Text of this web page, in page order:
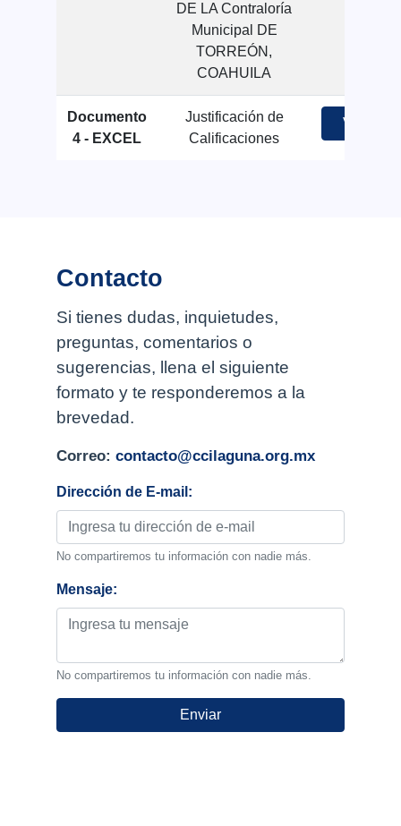
DE LA Contraloría
Municipal DE
TORREÓN,
COAHUILA
Documento
4 - EXCEL
Justificación de
Calificaciones
Ver
Contacto
Si tienes dudas, inquietudes,
preguntas, comentarios o
sugerencias, llena el siguiente
formato y te responderemos a la
brevedad.
Correo: contacto@ccilaguna.org.mx
Dirección de E-mail:
No compartiremos tu información con nadie más.
Mensaje:
No compartiremos tu información con nadie más.
Enviar